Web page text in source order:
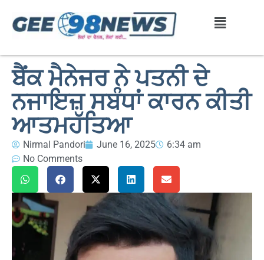
ਬੈਂਕ ਮੈਨੇਜਰ ਨੇ ਪਤਨੀ ਦੇ
ਨਜਾਇਜ਼ ਸਬੰਧਾਂ ਕਾਰਨ ਕੀਤੀ
ਆਤਮਹੱਤਿਆ
Nirmal Pandori June 16, 2025
6:34 am
No Comments